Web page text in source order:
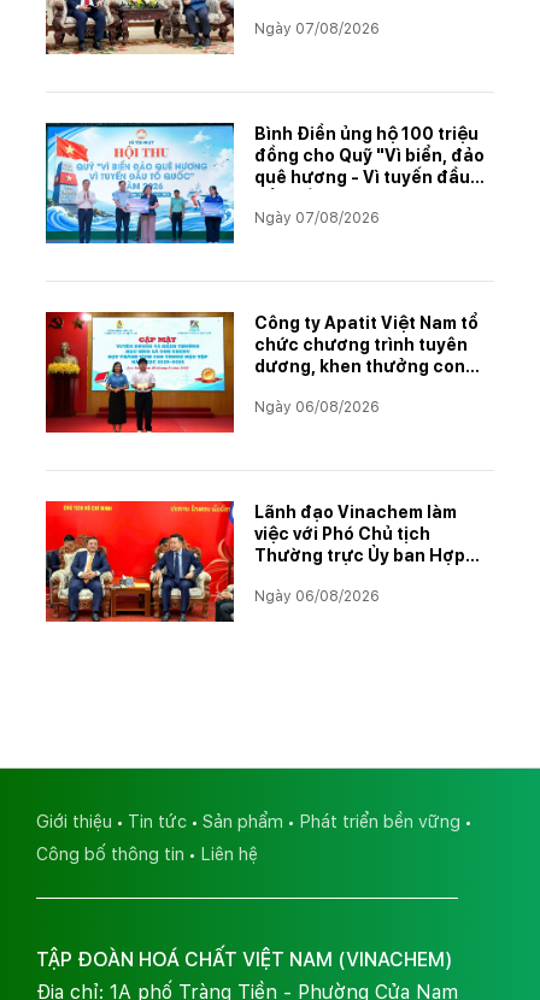
muối mỏ Kali
Ngày 07/08/2026
Bình Điền ủng hộ 100 triệu
đồng cho Quỹ "Vì biển, đảo
quê hương - Vì tuyến đầu
Ngày 07/08/2026
Công ty Apatit Việt Nam tổ
chức chương trình tuyên
dương, khen thưởng con
học tập xuất sắc năm học
Ngày 06/08/2026
Lãnh đạo Vinachem làm
việc với Phó Chủ tịch
Thường trực Ủy ban Hợp
đẩy triển khai Dự án Kali
Ngày 06/08/2026
Giới thiệu Tin tức Sản phẩm
Phát triển bền vững
Công bố thông tin
Liên hệ
TẬP ĐOÀN HOÁ CHẤT VIỆT NAM (VINACHEM)
Địa chỉ: 1A phố Tràng Tiền - Phường Cửa Nam